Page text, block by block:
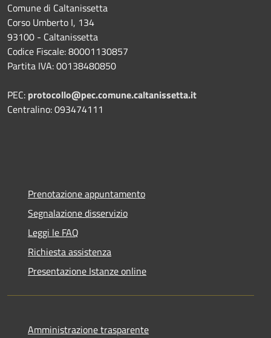
Comune di Caltanissetta
Corso Umberto I, 134
93100 - Caltanissetta
Codice Fiscale: 80001130857
Partita IVA: 00138480850
PEC: protocollo@pec.comune.caltanissetta.it
Centralino: 093474111
Prenotazione appuntamento
Segnalazione disservizio
Leggi le FAQ
Richiesta assistenza
Presentazione Istanze online
Amministrazione trasparente